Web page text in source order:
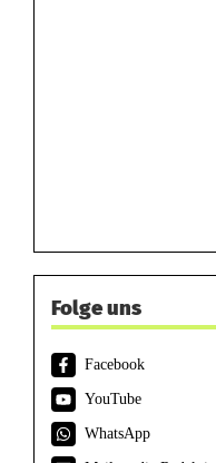
Folge uns
Facebook
YouTube
WhatsApp